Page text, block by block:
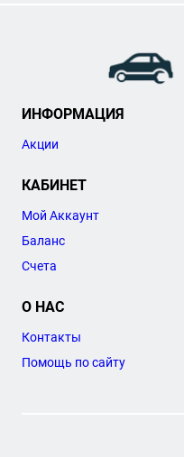
ИНФОРМАЦИЯ
Акции
КАБИНЕТ
Мой Аккаунт
Баланс
Счета
О НАС
Контакты
Помощь по сайту